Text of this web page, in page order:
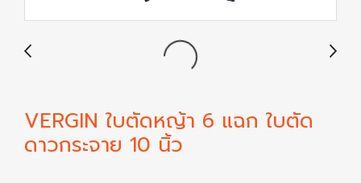
VERGIN ใบตัดหญ้า 6 แฉก ใบตัด
ดาวกระจาย 10 นิ้ว